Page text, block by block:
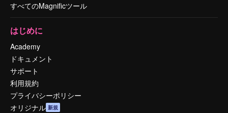
すべてのMagnificツール
はじめに
Academy
ドキュメント
サポート
利用規約
プライバシーポリシー
オリジナル 新規